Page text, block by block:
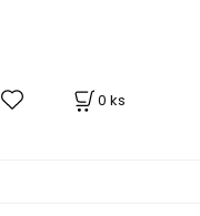
0 ks